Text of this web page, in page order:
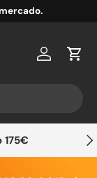
Cuenta
175€